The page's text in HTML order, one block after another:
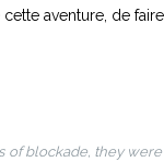
aventure, de
of blockade, they